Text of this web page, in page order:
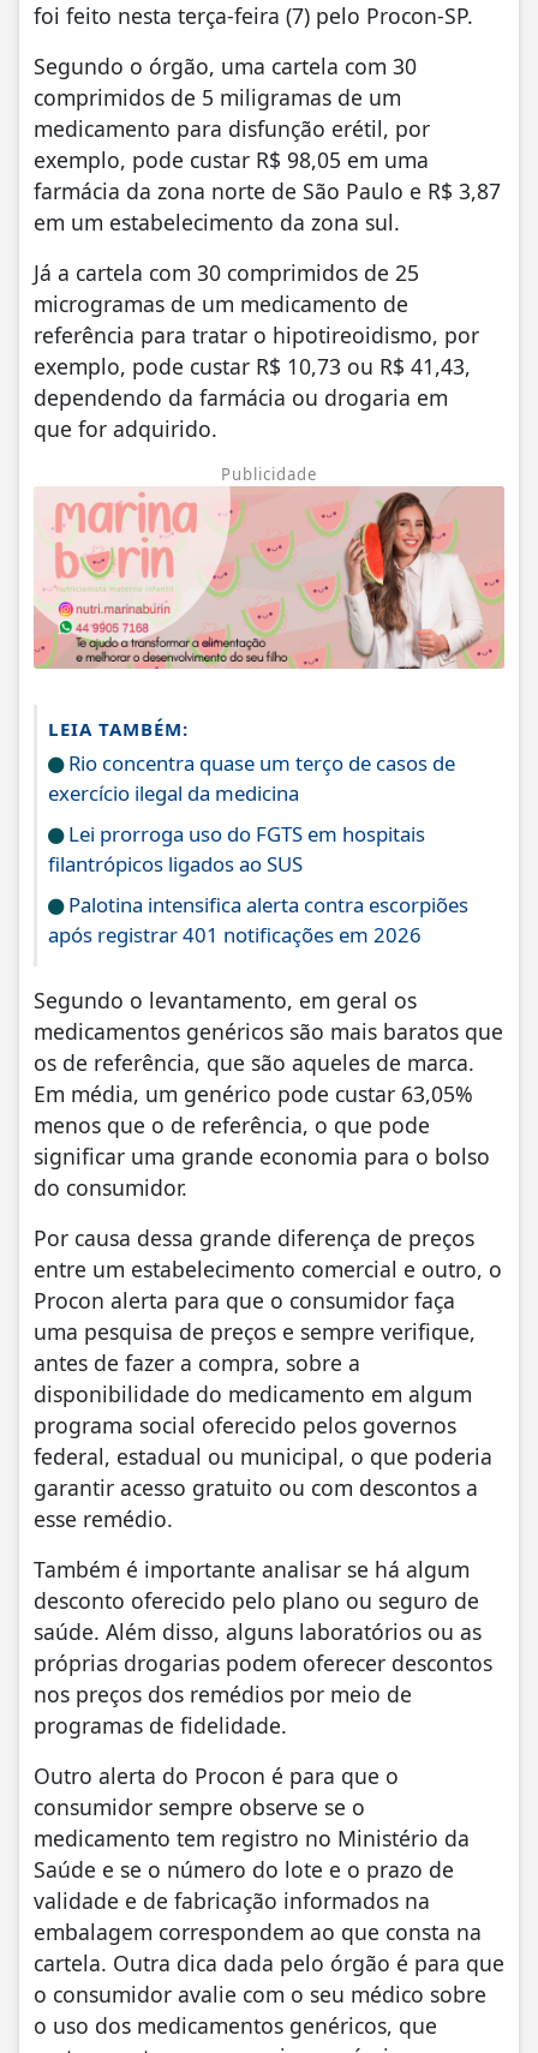
foi feito nesta terça-feira (7) pelo Procon-SP.
Segundo o órgão, uma cartela com 30
comprimidos de 5 miligramas de um
medicamento para disfunção erétil, por
exemplo, pode custar R$ 98,05 em uma
farmácia da zona norte de São Paulo e R$ 3,87
em um estabelecimento da zona sul.
Já a cartela com 30 comprimidos de 25
microgramas de um medicamento de
referência para tratar o hipotireoidismo, por
exemplo, pode custar R$ 10,73 ou R$ 41,43,
dependendo da farmácia ou drogaria em
que for adquirido.
Publicidade
LEIA TAMBÉM:
Rio concentra quase um terço de casos de
exercício ilegal da medicina
Lei prorroga uso do FGTS em hospitais
filantrópicos ligados ao SUS
Palotina intensifica alerta contra escorpiões
após registrar 401 notificações em 2026
Segundo o levantamento, em geral os
medicamentos genéricos são mais baratos que
os de referência, que são aqueles de marca.
Em média, um genérico pode custar 63,05%
menos que o de referência, o que pode
significar uma grande economia para o bolso
do consumidor.
Por causa dessa grande diferença de preços
entre um estabelecimento comercial e outro, o
Procon alerta para que o consumidor faça
uma pesquisa de preços e sempre verifique,
antes de fazer a compra, sobre a
disponibilidade do medicamento em algum
programa social oferecido pelos governos
federal, estadual ou municipal, o que poderia
garantir acesso gratuito ou com descontos a
esse remédio.
Também é importante analisar se há algum
desconto oferecido pelo plano ou seguro de
saúde. Além disso, alguns laboratórios ou as
próprias drogarias podem oferecer descontos
nos preços dos remédios por meio de
programas de fidelidade.
Outro alerta do Procon é para que o
consumidor sempre observe se o
medicamento tem registro no Ministério da
Saúde e se o número do lote e o prazo de
validade e de fabricação informados na
embalagem correspondem ao que consta na
cartela. Outra dica dada pelo órgão é para que
o consumidor avalie com o seu médico sobre
o uso dos medicamentos genéricos, que